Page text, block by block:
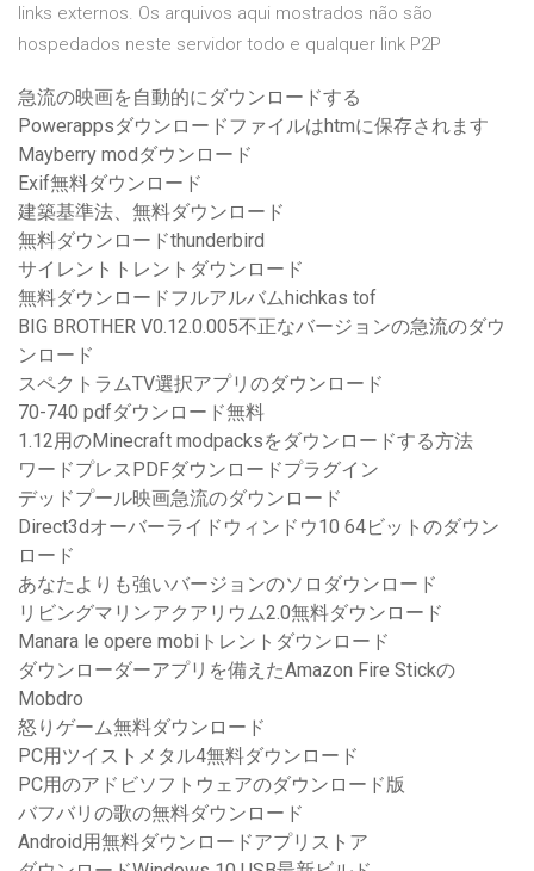
links externos. Os arquivos aqui mostrados não são
hospedados neste servidor todo e qualquer link P2P
急流の映画を自動的にダウンロードする
Powerappsダウンロードファイルはhtmに保存されます
Mayberry modダウンロード
Exif無料ダウンロード
建築基準法、無料ダウンロード
無料ダウンロードthunderbird
サイレントトレントダウンロード
無料ダウンロードフルアルバムhichkas tof
BIG BROTHER V0.12.0.005不正なバージョンの急流のダウ
ンロード
スペクトラムTV選択アプリのダウンロード
70-740 pdfダウンロード無料
1.12用のMinecraft modpacksをダウンロードする方法
ワードプレスPDFダウンロードプラグイン
デッドプール映画急流のダウンロード
Direct3dオーバーライドウィンドウ10 64ビットのダウン
ロード
あなたよりも強いバージョンのソロダウンロード
リビングマリンアクアリウム2.0無料ダウンロード
Manara le opere mobiトレントダウンロード
ダウンローダーアプリを備えたAmazon Fire Stickの
Mobdro
怒りゲーム無料ダウンロード
PC用ツイストメタル4無料ダウンロード
PC用のアドビソフトウェアのダウンロード版
バフバリの歌の無料ダウンロード
Android用無料ダウンロードアプリストア